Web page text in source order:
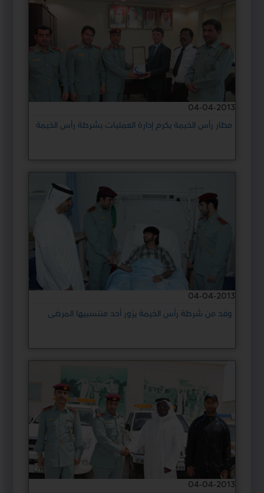
04-04-2013
مطار رأس الخيمة يكرم إدارة العمليات بشرطة رأس الخيمة
04-04-2013
وفد من شرطة رأس الخيمة يزور أحد منتسبيها المرضى
04-04-2013